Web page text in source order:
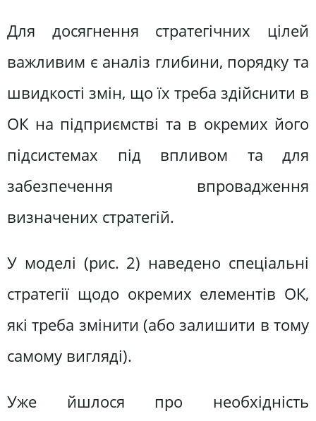
Для досягнення стратегічних цілей
важливим є аналіз глибини, порядку та
швидкості змін, що їх треба здійснити в
ОК на підприємстві та в окремих його
підсистемах під впливом та для
забезпечення впровадження
визначених стратегій.
У моделі (рис. 2) наведено спеціальні
стратегії щодо окремих елементів ОК,
які треба змінити (або залишити в тому
самому вигляді).
Уже йшлося про необхідність